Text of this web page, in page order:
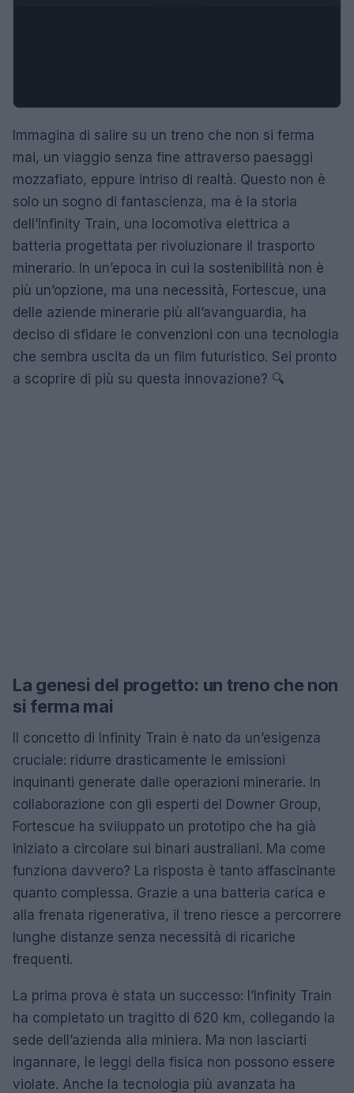
Immagina di salire su un treno che non si ferma
mai, un viaggio senza fine attraverso paesaggi
mozzafiato, eppure intriso di realtà. Questo non è
solo un sogno di fantascienza, ma è la storia
dell’Infinity Train, una locomotiva elettrica a
batteria progettata per rivoluzionare il trasporto
minerario. In un’epoca in cui la sostenibilità non è
più un’opzione, ma una necessità, Fortescue, una
delle aziende minerarie più all’avanguardia, ha
deciso di sfidare le convenzioni con una tecnologia
che sembra uscita da un film futuristico. Sei pronto
a scoprire di più su questa innovazione? 🔍
La genesi del progetto: un treno che non
si ferma mai
Il concetto di Infinity Train è nato da un’esigenza
cruciale: ridurre drasticamente le emissioni
inquinanti generate dalle operazioni minerarie. In
collaborazione con gli esperti del Downer Group,
Fortescue ha sviluppato un prototipo che ha già
iniziato a circolare sui binari australiani. Ma come
funziona davvero? La risposta è tanto affascinante
quanto complessa. Grazie a una batteria carica e
alla frenata rigenerativa, il treno riesce a percorrere
lunghe distanze senza necessità di ricariche
frequenti.
La prima prova è stata un successo: l’Infinity Train
ha completato un tragitto di 620 km, collegando la
sede dell’azienda alla miniera. Ma non lasciarti
ingannare, le leggi della fisica non possono essere
violate. Anche la tecnologia più avanzata ha